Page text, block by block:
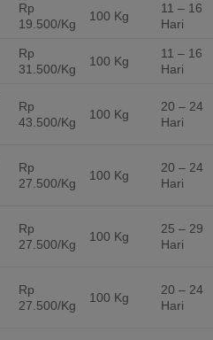
Rp
19.500/Kg
100 Kg
11 – 16
Hari
Rp
31.500/Kg
100 Kg
11 – 16
Hari
Rp
43.500/Kg
100 Kg
20 – 24
Hari
Rp
27.500/Kg
100 Kg
20 – 24
Hari
Rp
27.500/Kg
100 Kg
25 – 29
Hari
Rp
27.500/Kg
100 Kg
20 – 24
Hari